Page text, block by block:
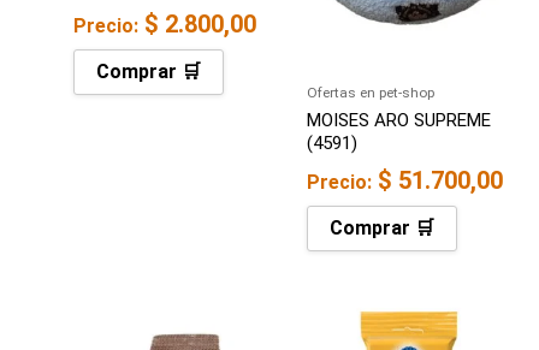
Precio: $ 2.800,00
Comprar 🛒
Ofertas en pet-shop
MOISES ARO SUPREME
(4591)
Precio: $ 51.700,00
Comprar 🛒